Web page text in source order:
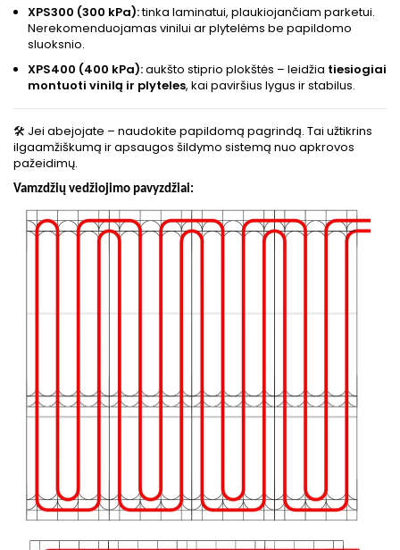
XPS300 (300 kPa):tinka laminatui, plaukiojančiam parketui.
Nerekomenduojamas vinilui ar plytelėms be papildomo
sluoksnio.
XPS400 (400 kPa):aukšto stiprio plokštės – leidžia tiesiogiai
montuoti vinilą ir plyteles, kai paviršius lygus ir stabilus.
🛠 Jei abejojate – naudokite papildomą pagrindą. Tai užtikrins
ilgaamžiškumą ir apsaugos šildymo sistemą nuo apkrovos
pažeidimų.
Vamzdžių vedžiojimo pavyzdžiai: